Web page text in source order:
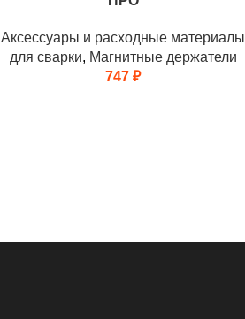
Аксессуары и расходные материалы
для сварки, Магнитные держатели
747 ₽